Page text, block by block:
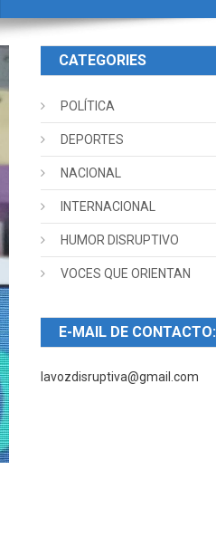
CATEGORIES
POLÍTICA
DEPORTES
NACIONAL
INTERNACIONAL
HUMOR DISRUPTIVO
VOCES QUE ORIENTAN
E-MAIL DE CONTACTO:
lavozdisruptiva@gmail.com